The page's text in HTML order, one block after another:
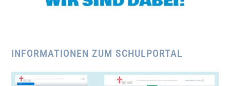
INFORMATIONEN ZUM SCHULPORTAL